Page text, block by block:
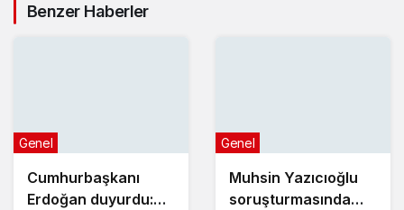
Benzer Haberler
Cumhurbaşkanı
Erdoğan duyurdu:
Genel
Muhsin Yazıcıoğlu
soruşturmasında
Genel